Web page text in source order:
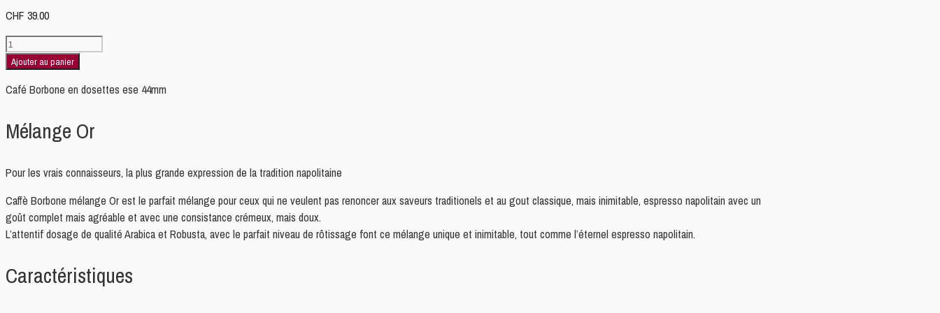
CHF 39.00
quantité
de
ORO
Pads
150
Ajouter au panier
Café Borbone en dosettes ese 44mm
Mélange Or
Pour les vrais connaisseurs, la plus grande expression de la tradition napolitaine
Caffè Borbone mélange Or est le parfait mélange pour ceux qui ne veulent pas renoncer aux saveurs traditionels et au gout classique, mais inimitable, espresso napolitain avec un
goût complet mais agréable et avec une consistance crémeux, mais doux.
L’attentif dosage de qualité Arabica et Robusta, avec le parfait niveau de rôtissage font ce mélange unique et inimitable, tout comme l’éternel espresso napolitain.
Caractéristiques